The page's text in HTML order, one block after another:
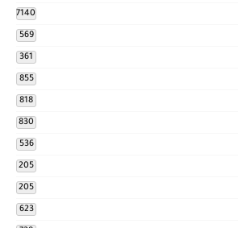
7140
569
361
855
818
830
536
205
205
623